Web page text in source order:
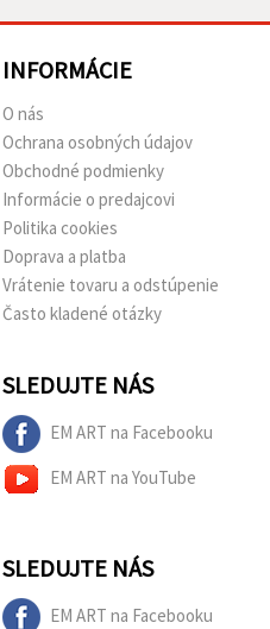
INFORMÁCIE
O nás
Ochrana osobných údajov
Obchodné podmienky
Informácie o predajcovi
Politika cookies
Doprava a platba
Vrátenie tovaru a odstúpenie
Často kladené otázky
SLEDUJTE NÁS
EM ART na Facebooku
EM ART na YouTube
SLEDUJTE NÁS
EM ART na Facebooku